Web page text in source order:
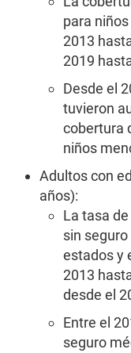
para
2013
2019
Desde el
tuvieron
cobertura
niños
Adultos con
años):
La tasa
sin
estados y
2013
desde el
Entre el
seguro